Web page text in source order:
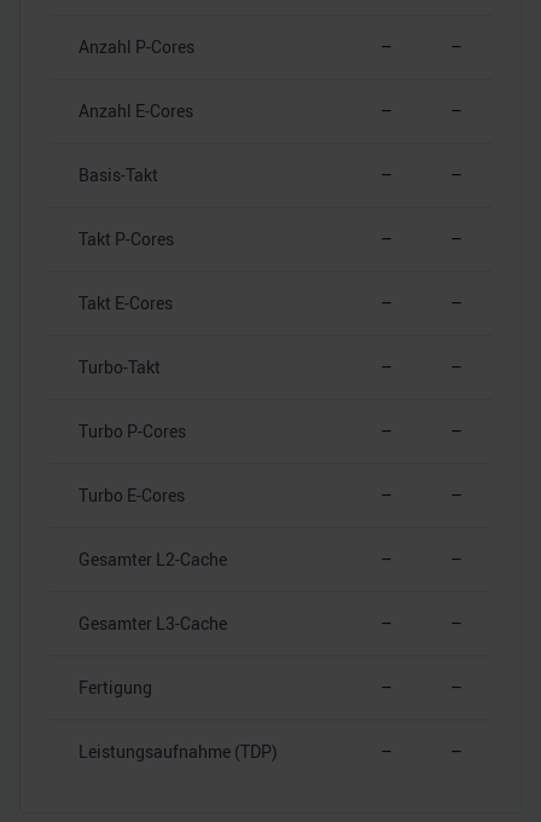
Anzahl P-Cores – –
Anzahl E-Cores – –
Basis-Takt – –
Takt P-Cores – –
Takt E-Cores – –
Turbo-Takt – –
Turbo P-Cores – –
Turbo E-Cores – –
Gesamter L2-Cache – –
Gesamter L3-Cache – –
Fertigung – –
Leistungsaufnahme (TDP) – –